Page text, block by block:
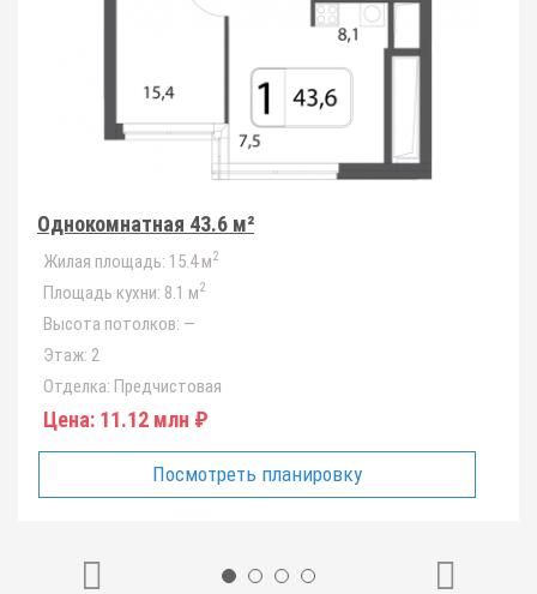
Однокомнатная 43.6 м²
Жилая площадь: 15.4 м2
Площадь кухни: 8.1 м2
Высота потолков: —
Этаж: 2
Отделка: Предчистовая
Цена: 11.12 млн ₽
Посмотреть планировку